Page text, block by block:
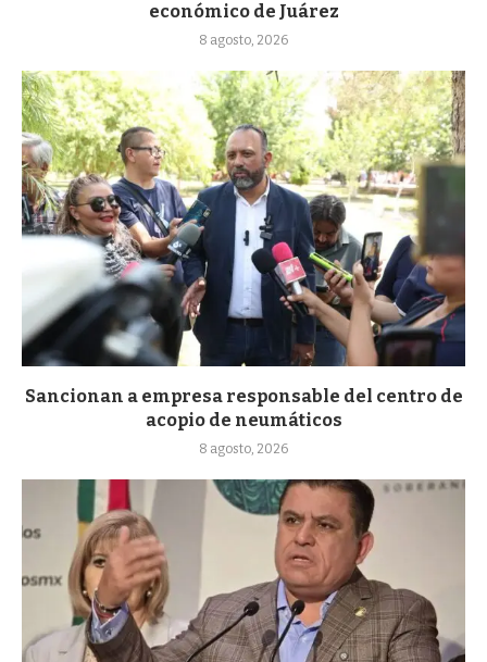
económico de Juárez
8 agosto, 2026
Sancionan a empresa responsable del centro de
acopio de neumáticos
8 agosto, 2026